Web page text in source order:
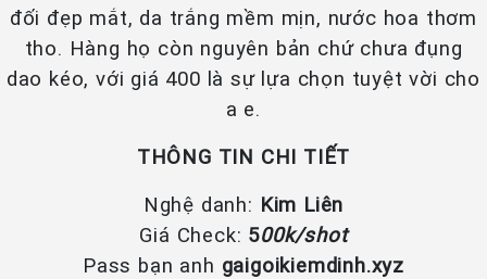
đối đẹp mắt, da trắng mềm mịn, nước hoa thơm
tho. Hàng họ còn nguyên bản chứ chưa đụng
dao kéo, với giá 400 là sự lựa chọn tuyệt vời cho
a e.
THÔNG TIN CHI TIẾT
Nghệ danh: Kim Liên
Giá Check: 500k/shot
Pass bạn anh gaigoikiemdinh.xyz